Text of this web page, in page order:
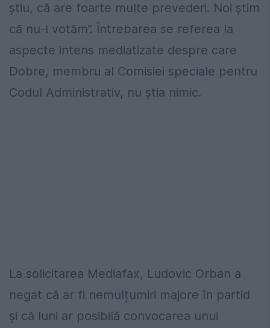
știu, că are foarte multe prevederi. Noi știm
că nu-l votăm”. Întrebarea se referea la
aspecte intens mediatizate despre care
Dobre, membru al Comisiei speciale pentru
Codul Administrativ, nu știa nimic.
La solicitarea Mediafax, Ludovic Orban a
negat că ar fi nemulțumiri majore în partid
și că luni ar posibilă convocarea unui